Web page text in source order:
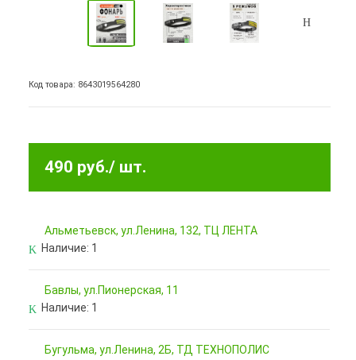
Код товара: 8643019564280
490 руб./ шт.
Альметьевск, ул.Ленина, 132, ТЦ ЛЕНТА
Наличие: 1
Бавлы, ул.Пионерская, 11
Наличие: 1
Бугульма, ул.Ленина, 2Б, ТД ТЕХНОПОЛИС